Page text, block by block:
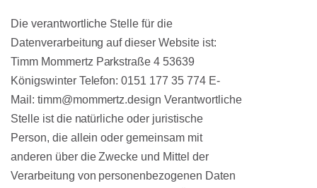
Die verantwortliche Stelle für die
Datenverarbeitung auf dieser Website ist:
Timm Mommertz Parkstraße 4 53639
Königswinter Telefon: 0151 177 35 774 E-
Mail: timm@mommertz.design Verantwortliche
Stelle ist die natürliche oder juristische
Person, die allein oder gemeinsam mit
anderen über die Zwecke und Mittel der
Verarbeitung von personenbezogenen Daten